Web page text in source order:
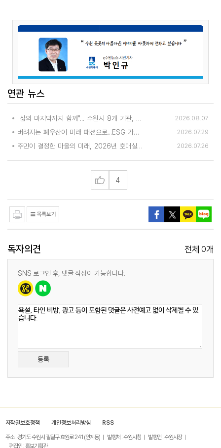
연관 뉴스
"삶의 마지막까지 함께"... 수원시 8개 기관, 어르신 돌봄의 손을 맞잡다 2026.08.07
버려지는 폐우산이 미래 패션으로...ESG 가치 담은 업사이클링 공모전 열린다 2026.07.29
주민이 결정한 마을의 미래, 2026년 호매실동 주민총회 성황리 개최 2026.07.26
4
독자의견 전체 0개
SNS 로그인 후, 댓글 작성이 가능합니다.
등록
저작권보호정책 개인정보처리방침 RSS
주소 : 경기도 수원시 팔달구 효원로 241 (인계동) 발행처 : 수원시청
발행인 : 수원시장
편집인 : 홍보기획관